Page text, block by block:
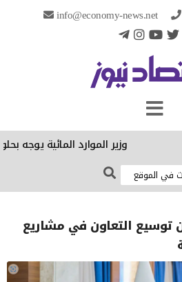
info@economy-news.net
وزير الموارد المائية يوجه
توسيع التعاون في مشاريع